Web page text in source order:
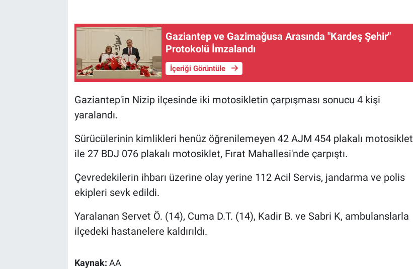
Gaziantep ve Gazimağusa Arasında "Kardeş Şehir"
Protokolü İmzalandı
İçeriği Görüntüle
Gaziantep'in Nizip ilçesinde iki motosikletin çarpışması sonucu 4 kişi
yaralandı.
Sürücülerinin kimlikleri henüz öğrenilemeyen 42 AJM 454 plakalı motosiklet
ile 27 BDJ 076 plakalı motosiklet, Fırat Mahallesi'nde çarpıştı.
Çevredekilerin ihbarı üzerine olay yerine 112 Acil Servis, jandarma ve polis
ekipleri sevk edildi.
Yaralanan Servet Ö. (14), Cuma D.T. (14), Kadir B. ve Sabri K, ambulanslarla
ilçedeki hastanelere kaldırıldı.
Kaynak: AA